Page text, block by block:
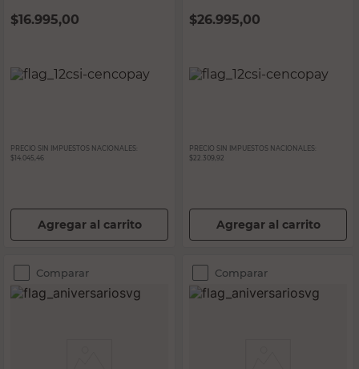
$16.995,00
PRECIO SIN IMPUESTOS NACIONALES:
$14.045,46
Agregar al carrito
$26.995,00
PRECIO SIN IMPUESTOS NACIONALES:
$22.309,92
Agregar al carrito
Comparar Comparar